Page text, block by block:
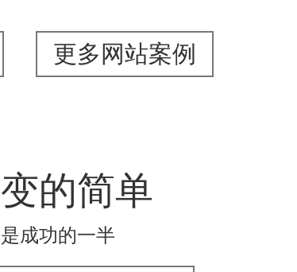
更多网站案例
的简单
成功的一半